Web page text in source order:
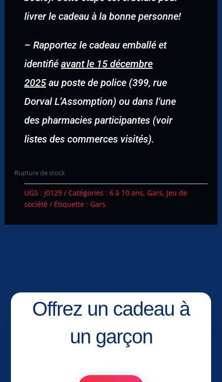
livrer le cadeau à la bonne personne!
– Rapportez le cadeau emballé et
identifié avant le 15 décembre
2025au poste de police (399, rue
Dorval L’Assomption) ou dans l’une
des pharmacies participantes (voir
listes des commerces visités).
Rupture de stock
UGS : J0129 Catégories : 6 à 10 ans, Gars, Jeu de
société
Étiquette : Gars
Offrez un cadeau à
un garçon